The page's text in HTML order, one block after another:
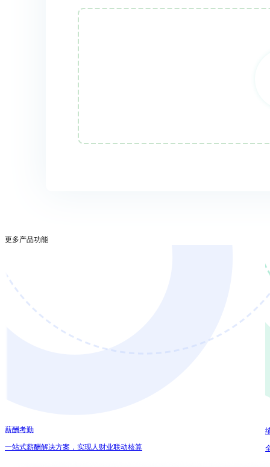
更多产品功能
薪酬考勤
一站式薪酬解决方案，实现人财业联动核算